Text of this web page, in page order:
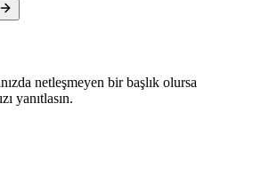
netleşmeyen bir başlık olursa
yanıtlasın.